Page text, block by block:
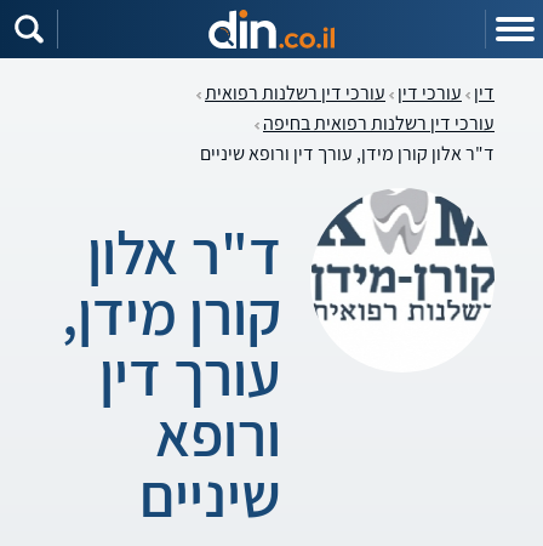
דין עורכי דין עורכי דין רשלנות רפואית
עורכי דין רשלנות רפואית בחיפה
ד"ר אלון קורן מידן, עורך דין ורופא שיניים
ד"ר אלון
קורן מידן,
עורך דין
ורופא
שיניים